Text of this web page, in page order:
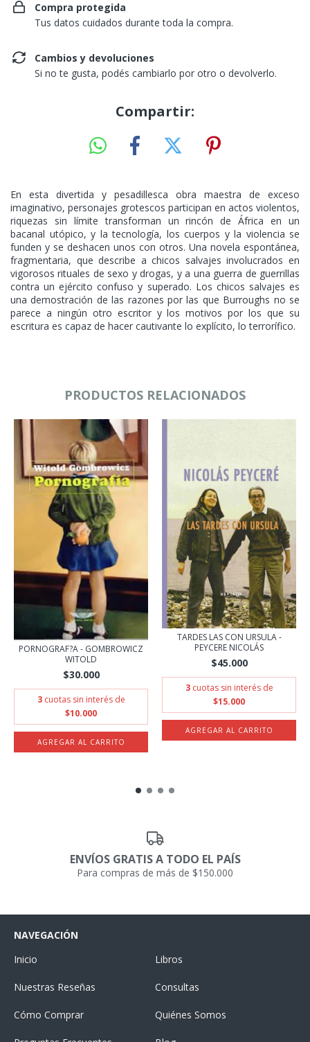
Compra protegida
Tus datos cuidados durante toda la compra.
Cambios y devoluciones
Si no te gusta, podés cambiarlo por otro o devolverlo.
Compartir:
En esta divertida y pesadillesca obra maestra de exceso
imaginativo, personajes grotescos participan en actos violentos,
riquezas sin límite transforman un rincón de África en un
bacanal utópico, y la tecnología, los cuerpos y la violencia se
funden y se deshacen unos con otros. Una novela espontánea,
fragmentaria, que describe a chicos salvajes involucrados en
vigorosos rituales de sexo y drogas, y a una guerra de guerrillas
contra un ejército confuso y superado. Los chicos salvajes es
una demostración de las razones por las que Burroughs no se
parece a ningún otro escritor y los motivos por los que su
escritura es capaz de hacer cautivante lo explícito, lo terrorífico.
PRODUCTOS RELACIONADOS
PORNOGRAF?A - GOMBROWICZ
WITOLD
$30.000
3 cuotas sin interés de
$10.000
TARDES LAS CON URSULA -
PEYCERE NICOLÁS
$45.000
3 cuotas sin interés de
$15.000
ENVÍOS GRATIS A TODO EL PAÍS
Para compras de más de $150.000
NAVEGACIÓN
Inicio
Libros
Nuestras Reseñas Consultas
Cómo Comprar Quiénes Somos